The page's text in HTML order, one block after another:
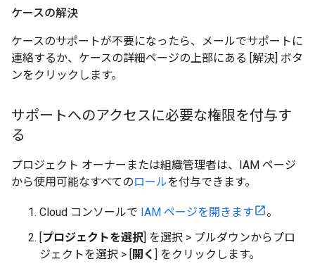
ケースの解決
ケースのサポートが不要になったら、メールでサポートに
連絡するか、ケースの詳細ページの上部にある [解決] ボタ
ンをクリックします。
サポートへのアクセスに必要な権限を付与す
る
プロジェクト オーナーまたは組織管理者は、IAM ページ
から使用可能なすべてのロールを付与できます。
Cloud コンソールで IAM ページを開きます
。
[プロジェクトを選択] を選択 > プルダウンからプロ
ジェクトを選択 > [開く ] をクリックします。